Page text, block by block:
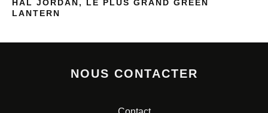
HAL JORDAN, LE PLUS GRAND GREEN
LANTERN
NOUS CONTACTER